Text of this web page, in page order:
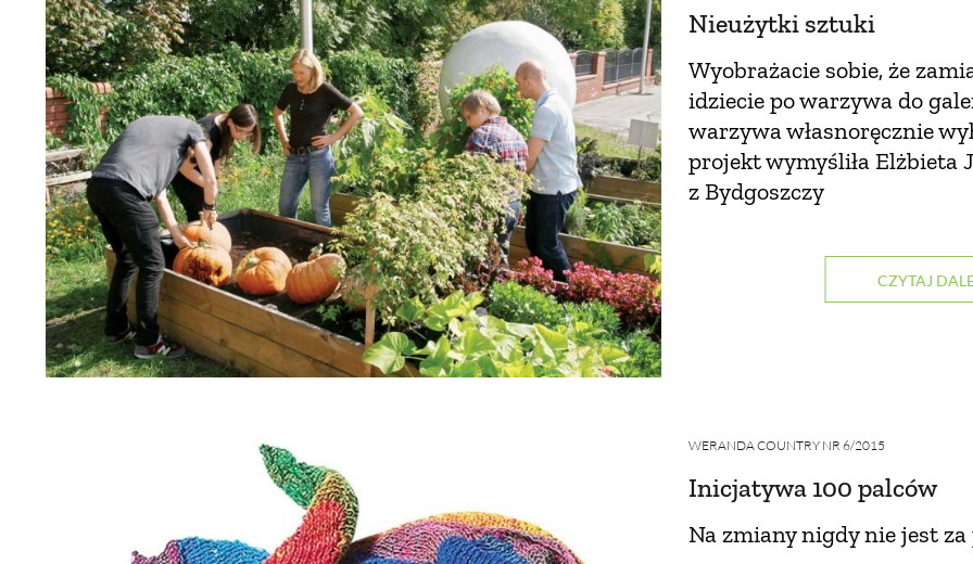
Nieużytki sztuki
Wyobrażacie sobie, że
idziecie po warzywa do
warzywa własnoręcznie
projekt wymyśliła Elżbieta
z Bydgoszczy
CZYTAJ
WERANDA COUNTRY NR 6/2015
Inicjatywa 100 palców
Na zmiany nigdy nie jest za